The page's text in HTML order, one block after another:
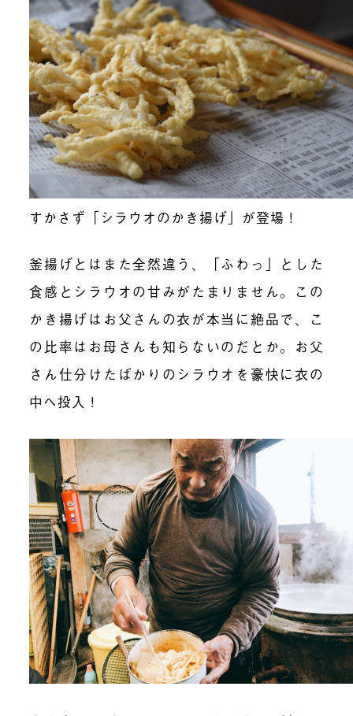
すかさず「シラウオのかき揚げ」が登場！
釜揚げとはまた全然違う、「ふわっ」とした
食感とシラウオの甘みがたまりません。この
かき揚げはお父さんの衣が本当に絶品で、こ
の比率はお母さんも知らないのだとか。お父
さん仕分けたばかりのシラウオを豪快に衣の
中へ投入！